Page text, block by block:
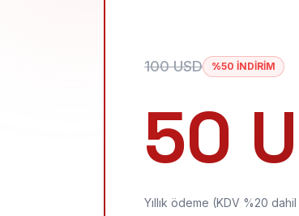
100 USD %50 İNDİRİM
50
Yıllık ödeme (KDV %20